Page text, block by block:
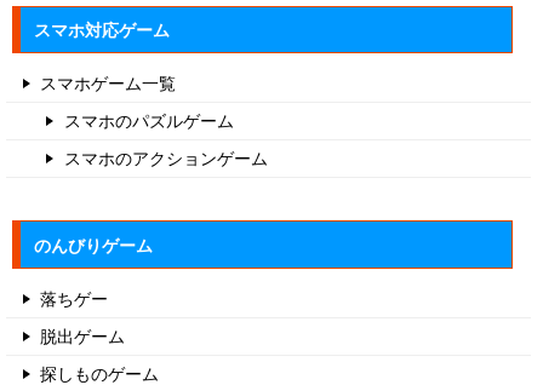
スマホ対応ゲーム
スマホゲーム一覧
スマホのパズルゲーム
スマホのアクションゲーム
のんびりゲーム
落ちゲー
脱出ゲーム
探しものゲーム